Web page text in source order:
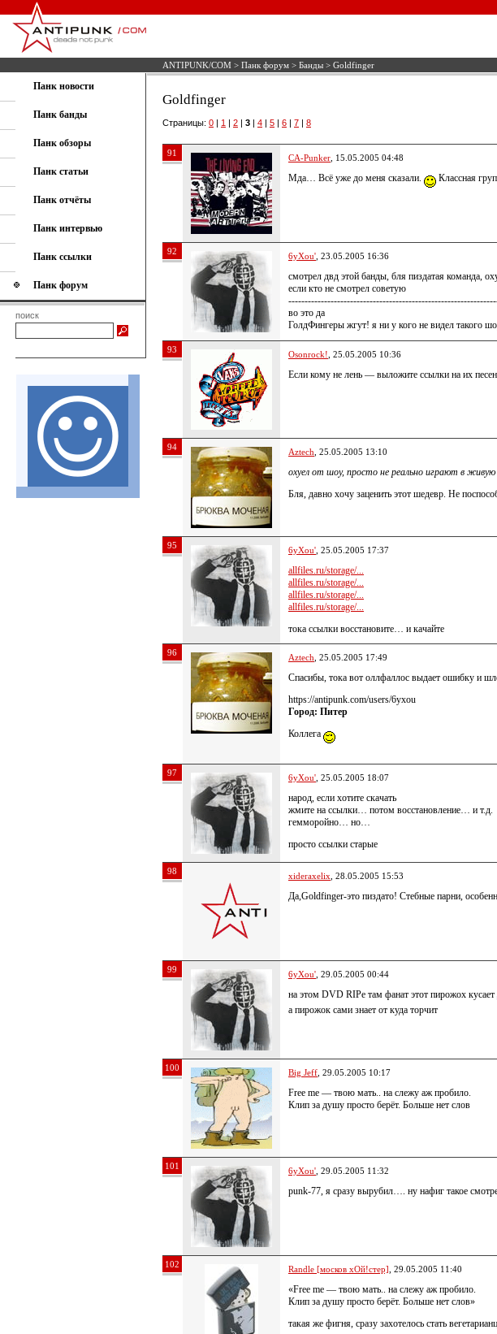
ANTIPUNK/COM > Панк форум > Банды > Goldfinger
Панк новости
Панк банды
Панк обзоры
Панк статьи
Панк отчёты
Панк интервью
Панк ссылки
Панк форум
поиск
Goldfinger
Страницы: 0 | 1 | 2 | 3 | 4 | 5 | 6 | 7 | 8
91 CA-Punker , 15.05.2005 04:48
Мда… Всё уже до меня сказали. Классная
92 6yXou' , 23.05.2005 16:36
смотрел двд этой банды, бля пиздатая команда,
если кто не смотрел советую
во это да
ГолдФингеры жгут! я ни у кого не видел такого
93 Osonrock! , 25.05.2005 10:36
Если кому не лень — выложите ссылки на их
94 Aztech , 25.05.2005 13:10
охуел от шоу, просто не реально играют в
Бля, давно хочу заценить этот шедевр. Не
95 6yXou' , 25.05.2005 17:37
allfiles.ru/storage/...
allfiles.ru/storage/...
allfiles.ru/storage/...
allfiles.ru/storage/...
тока ссылки восстановите… и качайте
96 Aztech , 25.05.2005 17:49
Спасибы, тока вот оллфаллос выдает ошибку и
https://antipunk.com/users/6yxou
Город: Питер
Коллега
97 6yXou' , 25.05.2005 18:07
народ, если хотите скачать
жмите на ссылки… потом восстановление… и т.д.
гемморойно… но…
просто ссылки старые
98 xideraxelix , 28.05.2005 15:53
Да,Goldfinger-это пиздато! Стебные парни,
99 6yXou' , 29.05.2005 00:44
на этом DVD RIPе там фанат этот пирожох кусает
а пирожок сами знает от куда торчит
100 Big Jeff , 29.05.2005 10:17
Free me — твою мать.. на слежу аж пробило.
Клип за душу просто берёт. Больше нет слов
101 6yXou' , 29.05.2005 11:32
punk-77, я сразу вырубил…. ну нафиг такое
102 Randle [москов хОй!стер] , 29.05.2005 11:40
«Free me — твою мать.. на слежу аж пробило.
Клип за душу просто берёт. Больше нет слов»
такая же фигня, сразу захотелось стать